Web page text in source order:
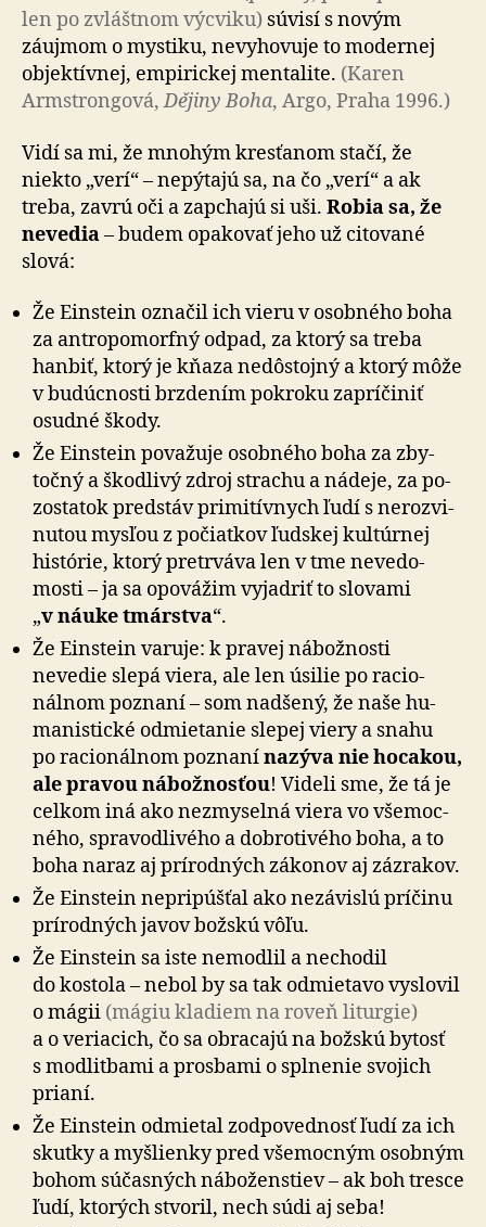
len po zvláštnom výcviku) súvisí s novým
záujmom o mystiku, ne­vy­ho­vuje to modernej
objektívnej, empirickej mentalite. (Karen
Armstrongová,Dějiny Boha, Argo, Praha 1996.)
Vidí sa mi, že mnohým kresťanom stačí, že
niekto „verí“ – nepýtajú sa, na čo „verí“ a ak
treba, zavrú oči a zapchajú si uši. Robia sa, že
nevedia– budem opakovať jeho už citované
slová:
Že Einstein označil ich vieru v osobného boha
za an­tro­po­mor­fný odpad, za ktorý sa treba
hanbiť, ktorý je kňaza nedôstojný a ktorý môže
v bu­dúc­nosti brzdením pokroku zapríčiniť
osudné škody.
Že Einstein považuje osobného boha za zby­
točný a škod­livý zdroj strachu a nádeje, za po­
zosta­tok predstáv primi­tívnych ľudí s ne­roz­vi­
nutou mysľou z po­čiat­kov ľudskej kultúrnej
histórie, ktorý pretrváva len v tme ne­ve­do­
mosti – ja sa opovážim vyjadriť to slovami
„v náuke tmárstva“.
Že Einstein varuje: k pravej nábožnosti
nevedie slepá viera, ale len úsilie po ra­cio­
nálnom poznaní – som nadšený, že naše hu­
ma­nis­tické odmie­tanie slepej viery a snahu
po ra­cio­nálnom poznanínazýva nie hocakou,
ale pravou ná­bož­nosťou! Videli sme, že tá je
celkom iná ako ne­zmy­selná viera vo vše­moc­
ného, spra­vod­li­vého a dobro­ti­vého boha, a to
boha naraz aj prírodných zákonov aj zázrakov.
Že Einstein nepripúšťal ako nezávislú príčinu
prírodných javov božskú vôľu.
Že Einstein sa iste nemodlil a nechodil
do kostola – nebol by sa tak odmietavo vyslovil
o mágii (mágiu kladiem na roveň liturgie)
a o veriacich, čo sa obracajú na božskú bytosť
s modlitbami a prosbami o splnenie svojich
prianí.
Že Einstein odmietal zodpovednosť ľudí za ich
skutky a myšlienky pred vše­mocným osobným
bohom súčasných ná­bo­žen­stiev – ak boh tresce
ľudí, ktorých stvoril, nech súdi aj seba!